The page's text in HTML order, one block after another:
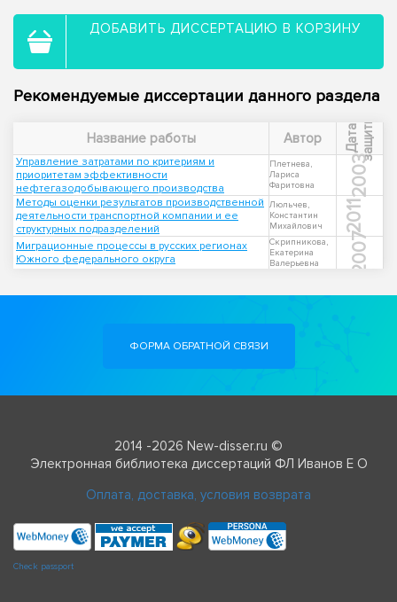
ДОБАВИТЬ ДИССЕРТАЦИЮ В КОРЗИНУ
Рекомендуемые диссертации данного раздела
Название работы Автор Д
а
т
а
з
а
щ
и
т ы
Управление затратами по критериям и
приоритетам эффективности
нефтегазодобывающего производства
Плетнева,
Лариса
Фаритовна
2003
Методы оценки результатов производственной
деятельности транспортной компании и ее
структурных подразделений
Люльчев,
Константин
Михайлович
2011
Миграционные процессы в русских регионах
Южного федерального округа
Скрипникова,
Екатерина
Валерьевна
2007
ФОРМА ОБРАТНОЙ СВЯЗИ
2014 -2026 New-disser.ru ©
Электронная библиотека диссертаций ФЛ Иванов Е О
Оплата, доставка, условия возврата
Check passport